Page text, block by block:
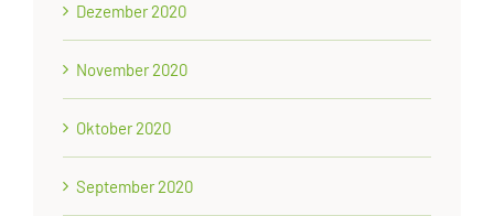
Dezember 2020
November 2020
Oktober 2020
September 2020